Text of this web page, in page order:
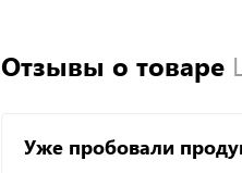
Отзывы о товаре
Уже пробовали